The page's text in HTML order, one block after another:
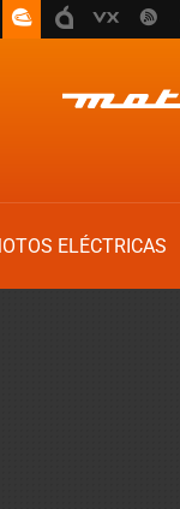
ELÉCTRICAS